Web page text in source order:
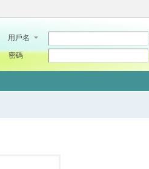
用戶名
密碼